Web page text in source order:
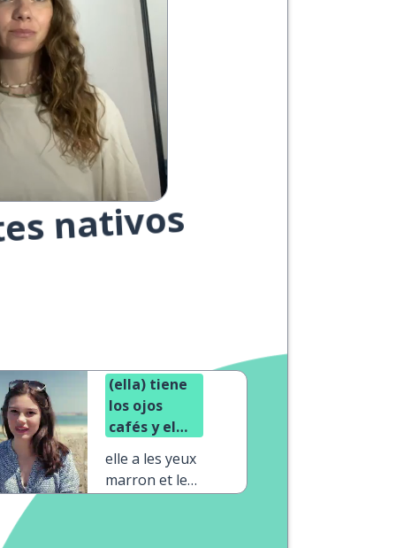
nativos
(ella) tiene
los ojos
cafés y el
elle a les yeux
marron et les